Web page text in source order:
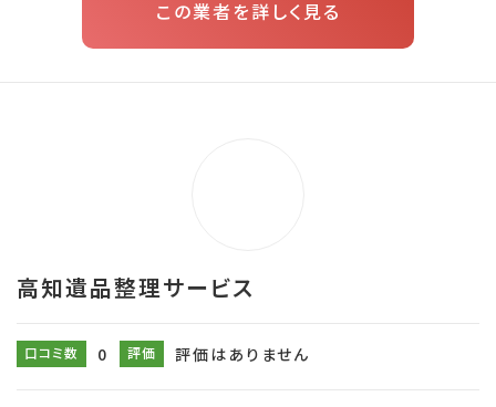
この業者を詳しく見る
高知遺品整理サービス
口コミ数 0 評価 評価はありません